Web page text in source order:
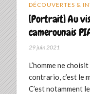
DÉCOUVERTES &
[Portrait] Au
camerounais
29 juin 2021
L’homme ne
contrario, c’est le
C’est notamment